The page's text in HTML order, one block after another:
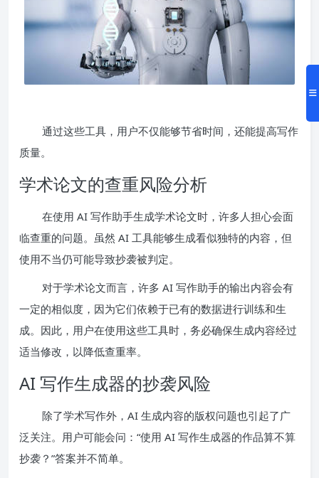
通过这些工具，用户不仅能够节省时间，还能提高写作
质量。
学术论文的查重风险分析
在使用 AI 写作助手生成学术论文时，许多人担心会面
临查重的问题。虽然 AI 工具能够生成看似独特的内容，但
使用不当仍可能导致抄袭被判定。
对于学术论文而言，许多 AI 写作助手的输出内容会有
一定的相似度，因为它们依赖于已有的数据进行训练和生
成。因此，用户在使用这些工具时，务必确保生成内容经过
适当修改，以降低查重率。
AI 写作生成器的抄袭风险
除了学术写作外，AI 生成内容的版权问题也引起了广
泛关注。用户可能会问：“使用 AI 写作生成器的作品算不算
抄袭？”答案并不简单。